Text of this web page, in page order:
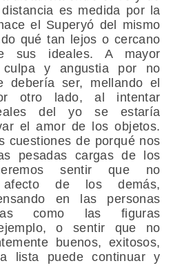
es medida por la
el Superyó del mismo
qué tan lejos o cercano
sus ideales. A mayor
culpa y angustia por no
debería ser, mellando el
otro lado, al intentar
del yo se estaría
el amor de los objetos.
cuestiones de porqué nos
pesadas cargas de los
sentir que no
afecto de los demás,
en las personas
como las figuras
o sentir que no
buenos, exitosos,
lista puede continuar y